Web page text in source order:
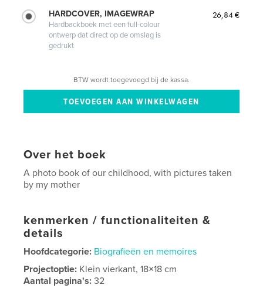
HARDCOVER, IMAGEWRAP
Hardbackboek met een full-colour
ontwerp dat direct op de omslag is
gedrukt
26,84 €
BTW wordt toegevoegd bij de kassa.
Over het boek
A photo book of our childhood, with pictures taken
by my mother
kenmerken / functionaliteiten &
details
Hoofdcategorie: Biografieën en memoires
Projectoptie: Klein vierkant, 18×18 cm
Aantal pagina's:32